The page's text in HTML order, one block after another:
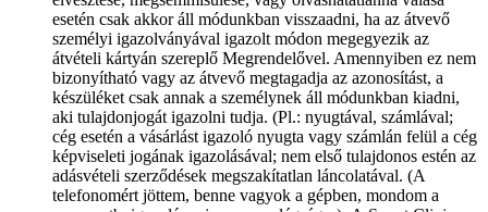
esetén csak akkor áll módunkban visszaadni, ha az átvevő
személyi igazolványával igazolt módon megegyezik az
átvételi kártyán szereplő Megrendelővel. Amennyiben ez nem
bizonyítható vagy az átvevő megtagadja az azonosítást, a
készüléket csak annak a személynek áll módunkban kiadni,
aki tulajdonjogát igazolni tudja. (Pl.: nyugtával, számlával;
cég esetén a vásárlást igazoló nyugta vagy számlán felül a cég
képviseleti jogának igazolásával; nem első tulajdonos estén az
adásvételi szerződések megszakítatlan láncolatával. (A
telefonomért jöttem, benne vagyok a gépben, mondom a